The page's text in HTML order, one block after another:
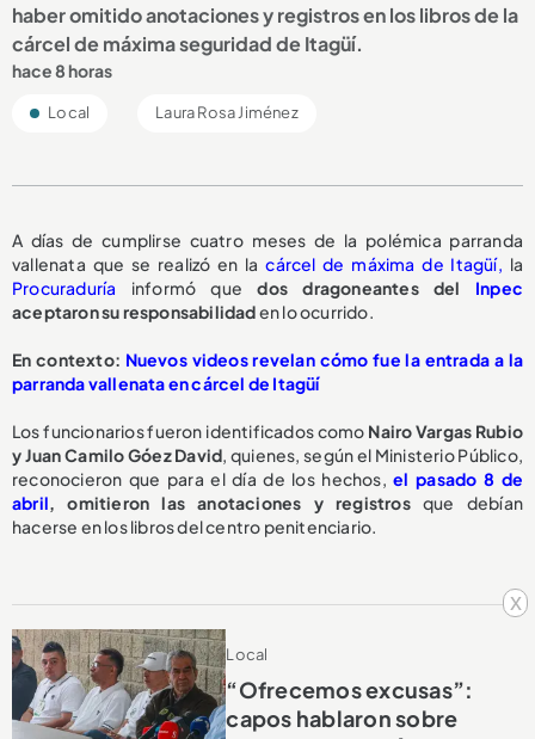
x
haber omitido anotaciones y registros en los libros de la
cárcel de máxima seguridad de Itagüí.
hace 8 horas
Local Laura Rosa Jiménez
A días de cumplirse cuatro meses de la polémica parranda
vallenata que se realizó en lacárcel de máxima de Itagüí, la
Procuraduría informó quedos dragoneantes del Inpec
aceptaron su responsabilidaden lo ocurrido.
En contexto: Nuevos videos revelan cómo fue la entrada a la
parranda vallenata en cárcel de Itagüí
Los funcionarios fueron identificados como Nairo Vargas Rubio
y Juan Camilo Góez David, quienes, según el Ministerio Público,
reconocieron que para el día de los hechos,el pasado 8 de
abril, omitieron las anotaciones y registrosque debían
hacerse en los libros del centro penitenciario.
Local
“Ofrecemos excusas”:
capos hablaron sobre